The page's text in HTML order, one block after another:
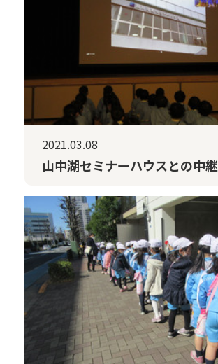
2021.03.08
山中湖セミナーハウスとの中継